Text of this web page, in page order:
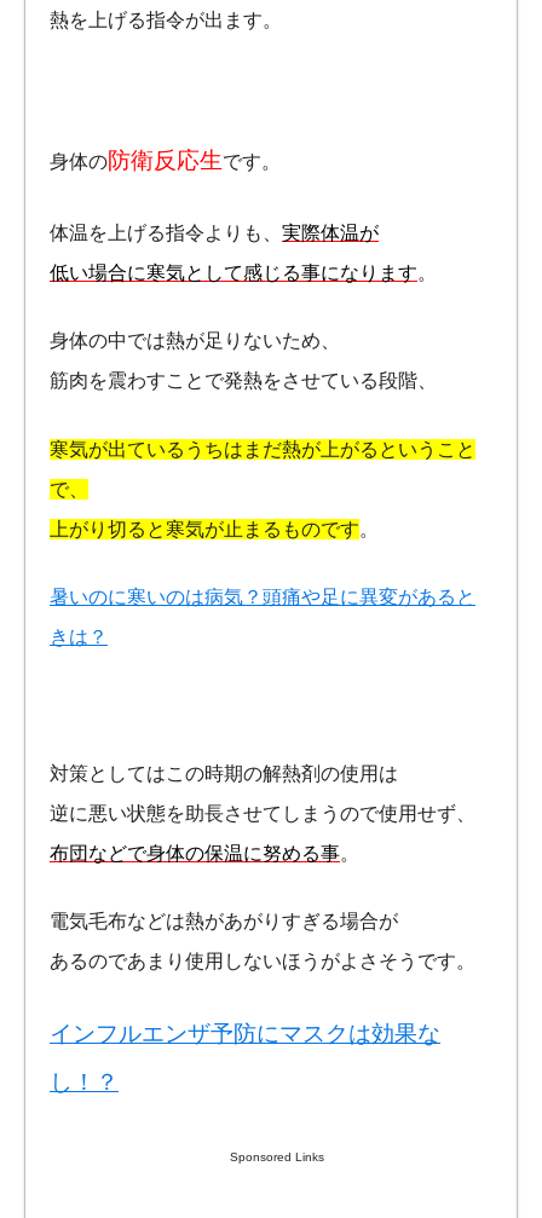
熱を上げる指令が出ます。
身体の防衛反応生です。
体温を上げる指令よりも、 実際体温が
低い場合に寒気として感じる事になります。
身体の中では熱が足りないため、
筋肉を震わすことで発熱をさせている段階、
寒気が出ているうちはまだ熱が上がるということ
で、
上がり切ると寒気が止まるものです。
暑いのに寒いのは病気？頭痛や足に異変があると
きは？
対策としてはこの時期の解熱剤の使用は
逆に悪い状態を助長させてしまうので使用せず、
布団などで身体の保温に努める事。
電気毛布などは熱があがりすぎる場合が
あるのであまり使用しないほうがよさそうです。
インフルエンザ予防にマスクは効果な
し！？
Sponsored Links